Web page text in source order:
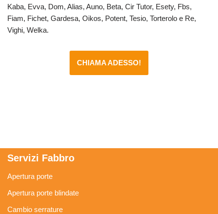
Kaba, Evva, Dom, Alias, Auno, Beta, Cir Tutor, Esety, Fbs,
Fiam, Fichet, Gardesa, Oikos, Potent, Tesio, Torterolo e Re,
Vighi, Welka.
CHIAMA ADESSO!
Servizi Fabbro
Apertura porte
Apertura porte blindate
Cambio serrature